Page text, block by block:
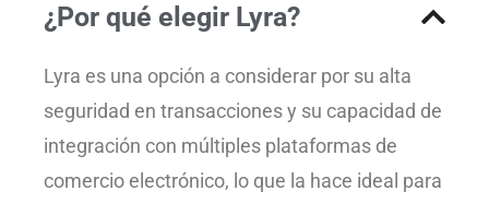
¿Por qué elegir Lyra?
Lyra es una opción a considerar por su alta
seguridad en transacciones y su capacidad de
integración con múltiples plataformas de
comercio electrónico, lo que la hace ideal para